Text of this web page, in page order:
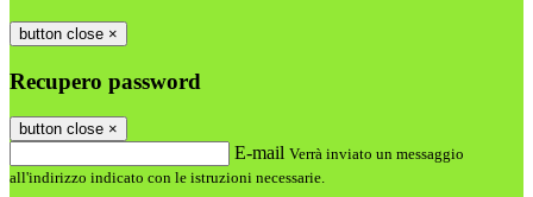
button close ×
Recupero password
button close ×
E-mail Verrà inviato un messaggio
all'indirizzo indicato con le istruzioni necessarie.